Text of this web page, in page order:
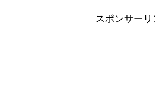
スポンサーリ